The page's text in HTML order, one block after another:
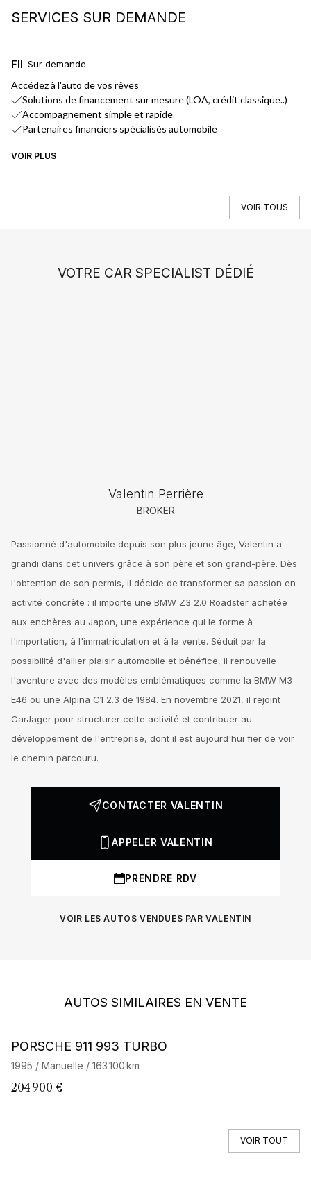
SERVICES SUR DEMANDE
Sur demande
FINANCEMENT
Accédez à l'auto de vos rêves
Solutions de financement sur mesure (LOA, crédit classique..)
Accompagnement simple et rapide
Partenaires financiers spécialisés automobile
VOIR PLUS
VOIR TOUS
VOTRE CAR SPECIALIST DÉDIÉ
Valentin Perrière
BROKER
Passionné d'automobile depuis son plus jeune âge, Valentin a
grandi dans cet univers grâce à son père et son grand-père. Dès
l'obtention de son permis, il décide de transformer sa passion en
activité concrète : il importe une BMW Z3 2.0 Roadster achetée
aux enchères au Japon, une expérience qui le forme à
l'importation, à l'immatriculation et à la vente. Séduit par la
possibilité d'allier plaisir automobile et bénéfice, il renouvelle
l'aventure avec des modèles emblématiques comme la BMW M3
E46 ou une Alpina C1 2.3 de 1984. En novembre 2021, il rejoint
CarJager pour structurer cette activité et contribuer au
développement de l'entreprise, dont il est aujourd'hui fier de voir
le chemin parcouru.
CONTACTER VALENTIN
APPELER VALENTIN
PRENDRE RDV
VOIR LES AUTOS VENDUES PAR VALENTIN
AUTOS SIMILAIRES EN VENTE
Barnes Exclusive
PORSCHE 911 993 TURBO
1995 / Manuelle / 163 100 km
204 900 €
VOIR TOUT